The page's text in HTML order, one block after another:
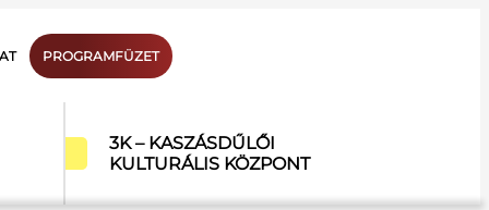
PROGRAMFÜZET
3K – KASZÁSDŰLŐI
KULTURÁLIS KÖZPONT